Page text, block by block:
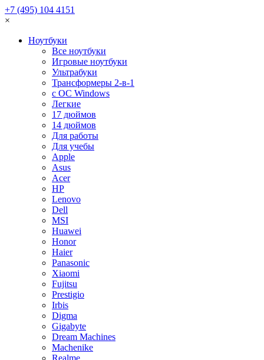
+7 (495) 104 4151
×
Ноутбуки
Все ноутбуки
Игровые ноутбуки
Ультрабуки
Трансформеры 2-в-1
с ОС Windows
Легкие
17 дюймов
14 дюймов
Для работы
Для учебы
Apple
Asus
Acer
HP
Lenovo
Dell
MSI
Huawei
Honor
Haier
Panasonic
Xiaomi
Fujitsu
Prestigio
Irbis
Digma
Gigabyte
Dream Machines
Machenike
Realme